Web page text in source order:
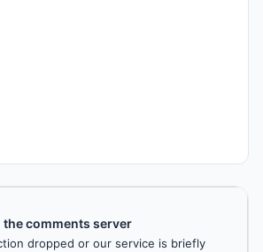
the comments server
dropped or our service is briefly